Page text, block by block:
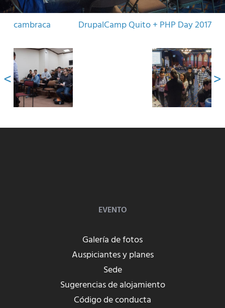
cambraca DrupalCamp Quito + PHP Day 2017
EVENTO
Galería de fotos
Auspiciantes y planes
Sede
Sugerencias de alojamiento
Código de conducta